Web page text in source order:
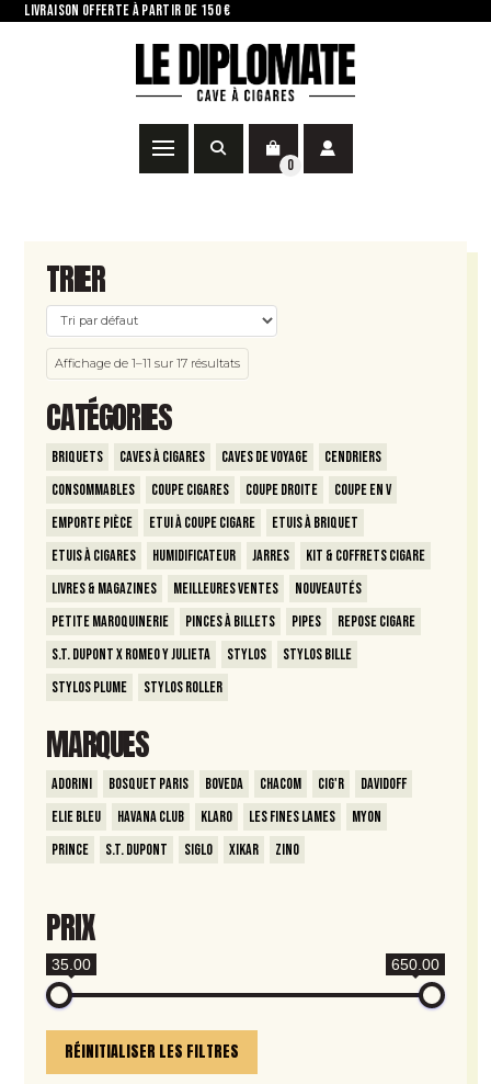
LIVRAISON OFFERTE À PARTIR DE 150 €
0
TRIER
Affichage de 1–11 sur 17 résultats
CATÉGORIES
Briquets Caves à Cigares Caves de voyage
Cendriers
Consommables
Coupe Cigares Coupe Droite
Coupe en V
Emporte Pièce
Etui à coupe cigare
Etuis à briquet
Etuis à Cigares
Humidificateur Jarres
Kit & Coffrets Cigare
Livres & Magazines
Meilleures ventes
Nouveautés
Petite Maroquinerie
Pinces à billets Pipes
Repose Cigare
S.T. Dupont x Romeo y Julieta
Stylos
Stylos Bille
Stylos Plume
Stylos Roller
MARQUES
Adorini Bosquet Paris Boveda Chacom Cig'R
Davidoff
Elie Bleu
Havana Club Klaro Les Fines Lames
Myon
Prince
S.T. Dupont Siglo Xikar Zino
PRIX
35.00 650.00
RÉINITIALISER LES FILTRES